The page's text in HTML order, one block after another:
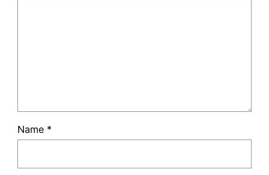
Name *